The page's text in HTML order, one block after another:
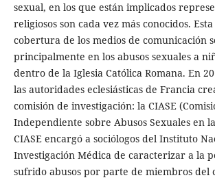
sexual, en los que están implicados
religiosos son cada vez más conocidos.
cobertura de los medios de comunicación
principalmente en los abusos sexuales a
dentro de la Iglesia Católica Romana. En
las autoridades eclesiásticas de Francia
comisión de investigación: la CIASE
Independiente sobre Abusos Sexuales en
CIASE encargó a sociólogos del Instituto
Investigación Médica de caracterizar a la
sufrido abusos por parte de miembros del